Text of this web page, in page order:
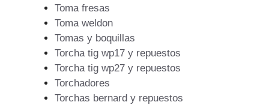
Toma fresas
Toma weldon
Tomas y boquillas
Torcha tig wp17 y repuestos
Torcha tig wp27 y repuestos
Torchadores
Torchas bernard y repuestos